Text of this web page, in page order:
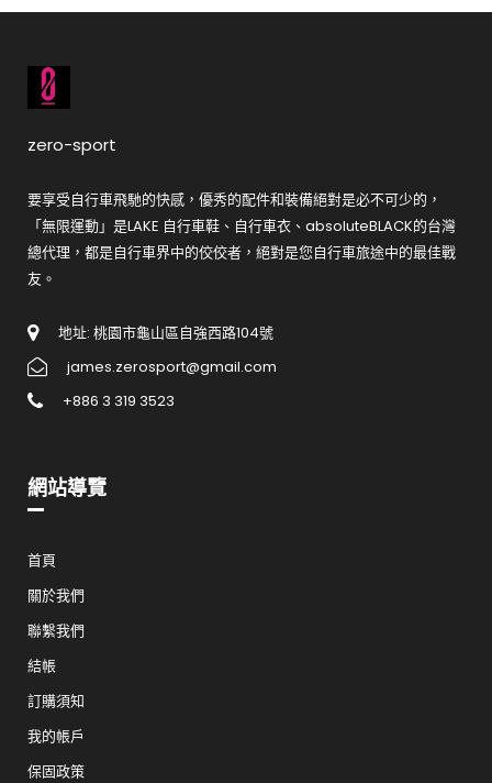
zero-sport
要享受自行車飛馳的快感，優秀的配件和裝備絕對是必不可少的，
「無限運動」是LAKE 自行車鞋、自行車衣、absoluteBLACK的台灣
總代理，都是自行車界中的佼佼者，絕對是您自行車旅途中的最佳戰
友。
地址: 桃園市龜山區自強西路104號
james.zerosport@gmail.com
+886 3 319 3523
網站導覽
首頁
關於我們
聯繫我們
結帳
訂購須知
我的帳戶
保固政策